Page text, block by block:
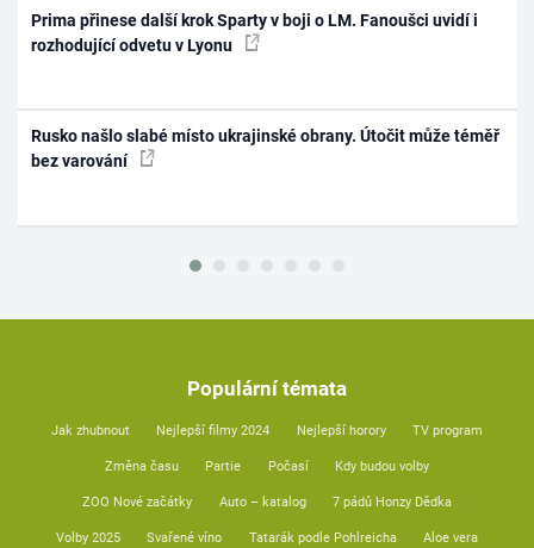
Prima přinese další krok Sparty v boji o LM. Fanoušci uvidí i
rozhodující odvetu v Lyonu
Rusko našlo slabé místo ukrajinské obrany. Útočit může téměř
bez varování
Populární témata
Jak zhubnout Nejlepší filmy 2024 Nejlepší horory TV program
Změna času Partie Počasí Kdy budou volby
ZOO Nové začátky Auto – katalog 7 pádů Honzy Dědka
Volby 2025 Svařené víno Tatarák podle Pohlreicha Aloe vera